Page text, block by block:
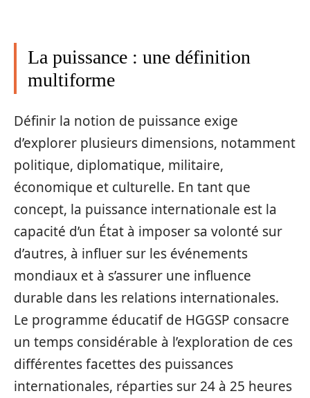
La puissance : une définition
multiforme
Définir la notion de puissance exige
d’explorer plusieurs dimensions, notamment
politique, diplomatique, militaire,
économique et culturelle. En tant que
concept, la puissance internationale est la
capacité d’un État à imposer sa volonté sur
d’autres, à influer sur les événements
mondiaux et à s’assurer une influence
durable dans les relations internationales.
Le programme éducatif de HGGSP consacre
un temps considérable à l’exploration de ces
différentes facettes des puissances
internationales, réparties sur 24 à 25 heures